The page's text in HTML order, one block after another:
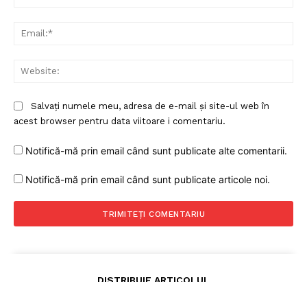
Proiecte editoriale
Salvați numele meu, adresa de e-mail și site-ul web în
acest browser pentru data viitoare i comentariu.
Notifică-mă prin email când sunt publicate alte comentarii.
Notifică-mă prin email când sunt publicate articole noi.
DISTRIBUIE ARTICOLUL